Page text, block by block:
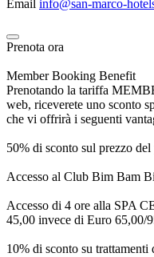
Email info@san-marco-
Prenota ora
Member Booking Benefit
Prenotando la tariffa
web, riceverete uno sconto
che vi offrirà i seguenti
50% di sconto sul prezzo
Accesso al Club Bim Bam
Accesso di 4 ore alla SPA
45,00 invece di Euro 65,00/
10% di sconto su trattamenti